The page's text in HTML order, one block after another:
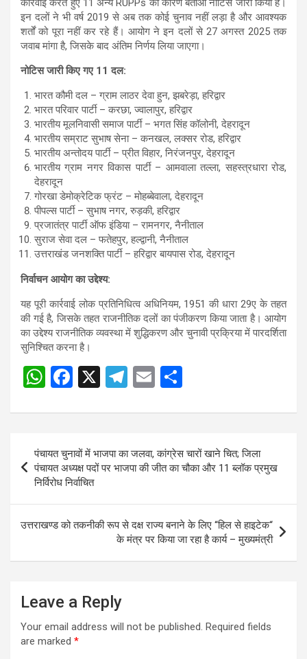
कार्रवाई करते हुए 11 अन्य RUPPs को कारण बताओ नोटिस जारी किया है।
इन दलों ने भी वर्ष 2019 से अब तक कोई चुनाव नहीं लड़ा है और आवश्यक
शर्तों को पूरा नहीं कर रहे हैं। आयोग ने इन दलों से 27 अगस्त 2025 तक
जवाब मांगा है, जिसके बाद अंतिम निर्णय लिया जाएगा।
नोटिस जारी किए गए 11 दल:
भारत कौमी दल – ग्राम लाठर देवा हुन, झबरेड़ा, हरिद्वार
भारत परिवार पार्टी – करछा, ज्वालापुर, हरिद्वार
भारतीय मूलनिवासी समाज पार्टी – भगत सिंह कॉलोनी, देहरादून
भारतीय सम्राट सुभाष सेना – कनखल, लक्सर रोड, हरिद्वार
भारतीय अन्तोदय पार्टी – प्रीत विहार, निरंजनपुर, देहरादून
भारतीय ग्राम नगर विकास पार्टी – आमवाला तल्ला, सहस्त्रधारा रोड,
देहरादून
गोरखा डेमोक्रेटिक फ्रंट – मोहब्बेवाला, देहरादून
पीपल्स पार्टी – सुभाष नगर, रुड़की, हरिद्वार
प्रजातंत्र पार्टी ऑफ इंडिया – रामनगर, नैनीताल
सुराज सेवा दल – फतेहपुर, हल्द्वानी, नैनीताल
उत्तराखंड जनशक्ति पार्टी – हरिद्वार बायपास रोड, देहरादून
निर्वाचन आयोग का उद्देश्य:
यह पूरी कार्रवाई लोक प्रतिनिधित्व अधिनियम, 1951 की धारा 29ए के तहत
की गई है, जिसके तहत राजनीतिक दलों का पंजीकरण किया जाता है। आयोग
का उद्देश्य राजनीतिक व्यवस्था में शुद्धिकरण और चुनावी प्रक्रिया में पारदर्शिता
सुनिश्चित करना है।
W
at
A
p
p
F
ce
b
o
o
k
X
T
e
a
E
ail ar
Post
navigation
पंचायत चुनावों में भाजपा का जलवा, कांग्रेस चारों खाने चित; जिला
पंचायत अध्यक्ष पदों पर भाजपा की जीत का चौका और 11 ब्लॉक प्रमुख
निर्विरोध निर्वाचित
उत्तराखण्ड को तकनीकी रूप से दक्ष राज्य बनाने के लिए “हिल से हाइटेक“
के मंत्र पर किया जा रहा है कार्य – मुख्यमंत्री
Leave a Reply
Your email address will not be published. Required fields
are marked *